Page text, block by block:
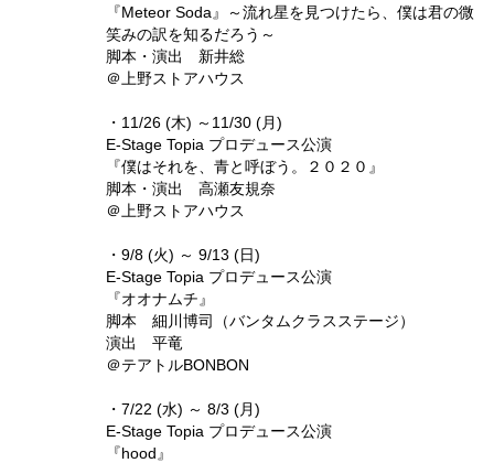
『Meteor Soda』～流れ星を見つけたら、僕は君の微
笑みの訳を知るだろう～
脚本・演出 新井総
＠上野ストアハウス
・11/26 (木) ～11/30 (月)
E-Stage Topia プロデュース公演
『僕はそれを、青と呼ぼう。２０２０』
脚本・演出 高瀬友規奈
＠上野ストアハウス
・9/8 (火) ～ 9/13 (日)
E-Stage Topia プロデュース公演
『オオナムチ』
脚本 細川博司（バンタムクラスステージ）
演出 平竜
＠テアトルBONBON
・7/22 (水) ～ 8/3 (月)
E-Stage Topia プロデュース公演
『hood』